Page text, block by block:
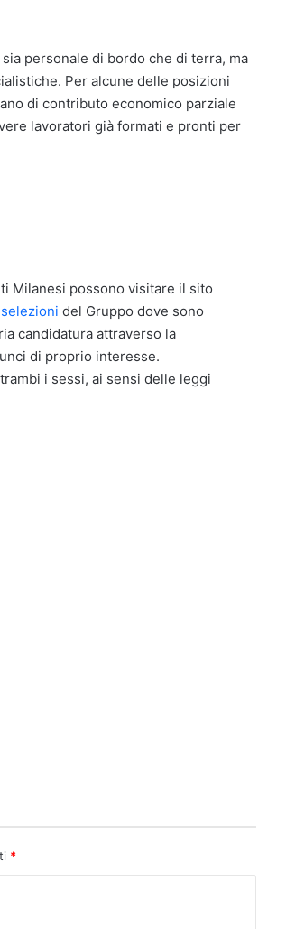
personale di bordo che di terra, ma
Per alcune delle posizioni
di contributo economico parziale
lavoratori già formati e pronti per
Milanesi possono visitare il sito
del Gruppo dove sono
candidatura attraverso la
di proprio interesse.
i sessi, ai sensi delle leggi
*